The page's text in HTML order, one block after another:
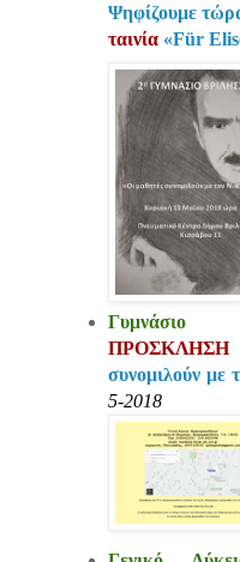
Ψηφίζουμε
ταινία«Für
Γυμνάσιο
συνομιλούν με
5-2018